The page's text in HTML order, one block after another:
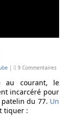
9 Commentaires
au courant, le
incarcéré pour
du 77. Un
tiquer :